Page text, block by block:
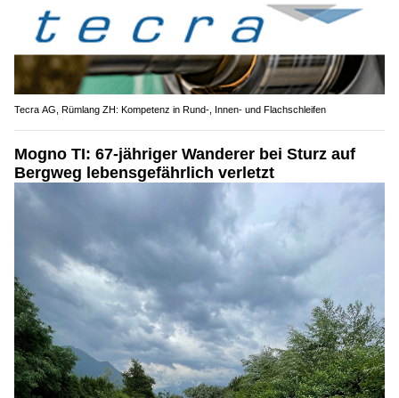
Tecra AG, Rümlang ZH: Kompetenz in Rund-, Innen- und Flachschleifen
Mogno TI: 67-jähriger Wanderer bei Sturz auf
Bergweg lebensgefährlich verletzt